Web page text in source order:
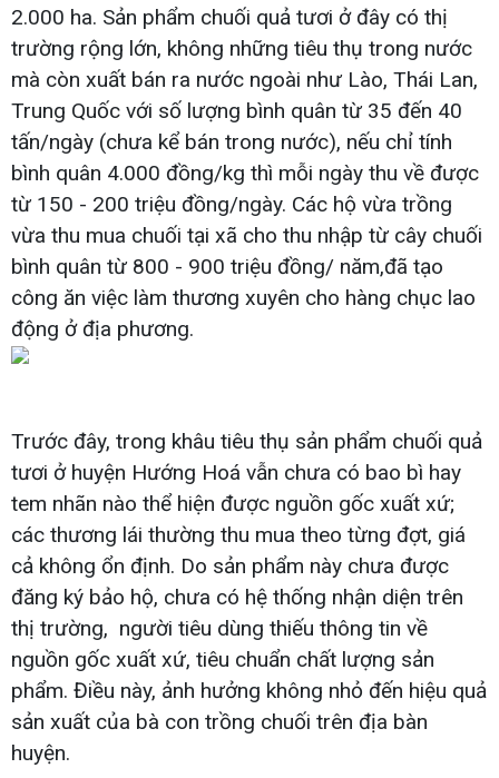
2.000 ha. Sản phẩm chuối quả tươi ở đây có thị
trường rộng lớn, không những tiêu thụ trong nước
mà còn xuất bán ra nước ngoài như Lào, Thái Lan,
Trung Quốc với số lượng bình quân từ 35 đến 40
tấn/ngày (chưa kể bán trong nước), nếu chỉ tính
bình quân 4.000 đồng/kg thì mỗi ngày thu về được
từ 150 - 200 triệu đồng/ngày. Các hộ vừa trồng
vừa thu mua chuối tại xã cho thu nhập từ cây chuối
bình quân từ 800 - 900 triệu đồng/ năm,đã tạo
công ăn việc làm thương xuyên cho hàng chục lao
động ở địa phương.
Trước đây, trong khâu tiêu thụ sản phẩm chuối quả
tươi ở huyện Hướng Hoá vẫn chưa có bao bì hay
tem nhãn nào thể hiện được nguồn gốc xuất xứ;
các thương lái thường thu mua theo từng đợt, giá
cả không ổn định. Do sản phẩm này chưa được
đăng ký bảo hộ, chưa có hệ thống nhận diện trên
thị trường, người tiêu dùng thiếu thông tin về
nguồn gốc xuất xứ, tiêu chuẩn chất lượng sản
phẩm. Điều này, ảnh hưởng không nhỏ đến hiệu quả
sản xuất của bà con trồng chuối trên địa bàn
huyện.